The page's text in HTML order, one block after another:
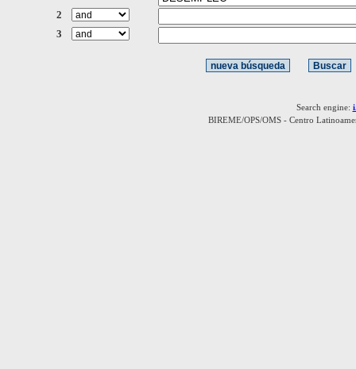
2
3
Search engine:
BIREME/OPS/OMS - Centro